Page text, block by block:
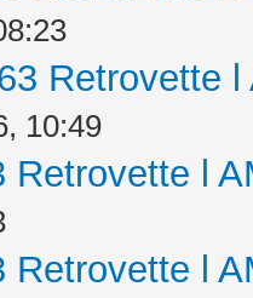
Retrovette
10:49
Retrovette l
Retrovette l